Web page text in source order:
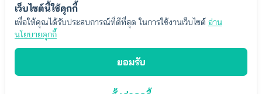
สามารถใช้เป็นหลักประกันผลตอบแทนในอนาคต การลงทุนมีความเสี่ยง ผู้ลงทุนอาจ
สูญเสียเงินลงทุนบางส่วนหรือทั้งหมดได้ รวมถึงความเสี่ยงจากอัตราแลกเปลี่ยนใน
กรณีลงทุนในต่างประเทศ ผลตอบแทนของผู้ลงทุนแต่ละรายอาจแตกต่างกัน ขึ้นอยู่กับ
ปัจจัย เช่น ระยะเวลาและช่วงเวลาในการลงทุน นโยบายการลงทุน จำนวนเงินลงทุน
พฤติกรรมการเพิ่มหรือลดเงินลงทุน และสภาวะตลาดในแต่ละช่วง โดยตัวอย่างข้อมูล
หรือประสบการณ์การลงทุนที่นำเสนอ เป็นเพียงบางกรณีซึ่งได้รับความยินยอมในการ
เผยแพร่ เพื่อประกอบการพิจารณาเท่านั้น ไม่ได้สะท้อนผลลัพธ์ของผู้ลงทุนทั้งหมด
Jitta Wealth ไม่มีเจตนาแนะนำความเหมาะสมของกลยุทธ์การลงทุนใดเป็นการ
ได้ และค่าธรรมเนียมที่เกี่ยวข้องก่อนตัดสินใจลงทุน ทั้งนี้ “Jitta Wealth” เป็น
เว็บไซต์นี้ใช้คุกกี้
เพื่อให้คุณได้รับประสบการณ์ที่ดีที่สุด ในการใช้งานเว็บไซต์ อ่าน
นโยบายคุกกี้
ยอมรับ